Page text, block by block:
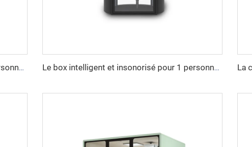
Le box intelligent et insonorisé pour 8 personnes - série Cyspace S Le box intelligent et insonorisé pour 1 personne - série Cyspace B